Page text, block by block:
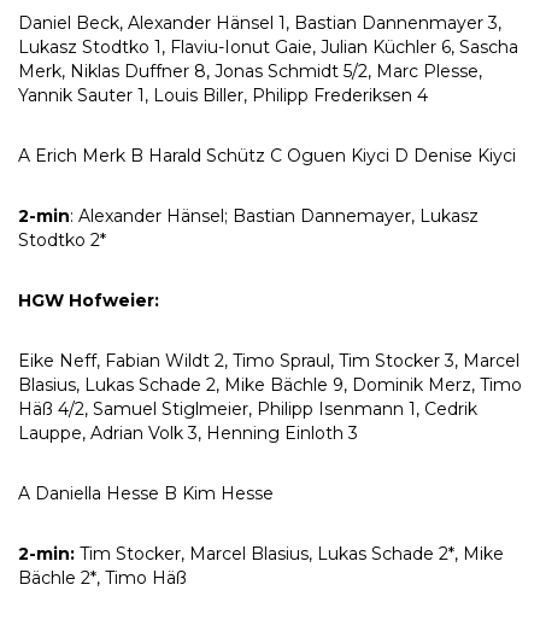
Daniel Beck, Alexander Hänsel 1, Bastian Dannenmayer 3,
Lukasz Stodtko 1, Flaviu-Ionut Gaie, Julian Küchler 6, Sascha
Merk, Niklas Duffner 8, Jonas Schmidt 5/2, Marc Plesse,
Yannik Sauter 1, Louis Biller, Philipp Frederiksen 4
A Erich Merk B Harald Schütz C Oguen Kiyci D Denise Kiyci
2-min: Alexander Hänsel; Bastian Dannemayer, Lukasz
Stodtko 2*
HGW Hofweier:
Eike Neff, Fabian Wildt 2, Timo Spraul, Tim Stocker 3, Marcel
Blasius, Lukas Schade 2, Mike Bächle 9, Dominik Merz, Timo
Häß 4/2, Samuel Stiglmeier, Philipp Isenmann 1, Cedrik
Lauppe, Adrian Volk 3, Henning Einloth 3
A Daniella Hesse B Kim Hesse
2-min: Tim Stocker, Marcel Blasius, Lukas Schade 2*, Mike
Bächle 2*, Timo Häß